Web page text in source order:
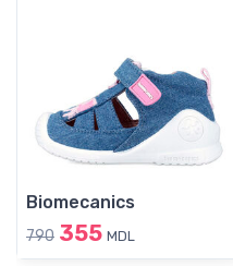
Biomecanics
790 355 MDL